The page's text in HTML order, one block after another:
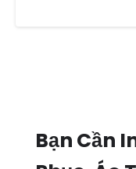
Bạn Cần